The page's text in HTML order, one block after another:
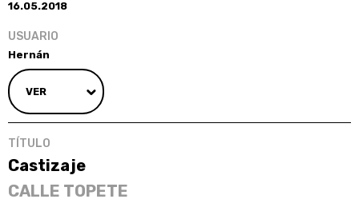
VER
16.05.2018
Hernán
Castizaje
CALLE TOPETE